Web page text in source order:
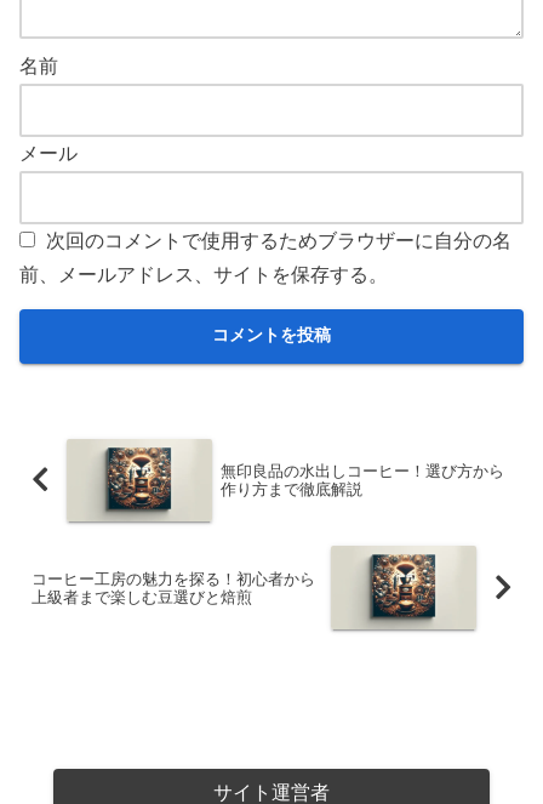
名前
メール
次回のコメントで使用するためブラウザーに自分の名
前、メールアドレス、サイトを保存する。
無印良品の水出しコーヒー！選び方から
作り方まで徹底解説
コーヒー工房の魅力を探る！初心者から
上級者まで楽しむ豆選びと焙煎
サイト運営者